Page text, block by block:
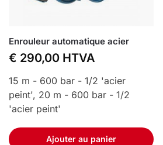
Enrouleur automatique acier
€ 290,00 HTVA
Ajouter au panier
15 m - 600 bar - 1/2 'acier
peint', 20 m - 600 bar - 1/2
'acier peint'